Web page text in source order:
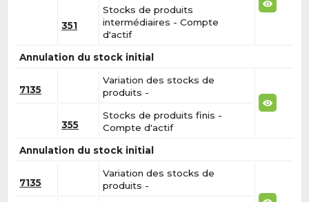
351
Stocks de produits
intermédiaires - Compte
d'actif
Annulation du stock initial
7135
Variation des stocks de
produits -
355
Stocks de produits finis -
Compte d'actif
Annulation du stock initial
7135
Variation des stocks de
produits -